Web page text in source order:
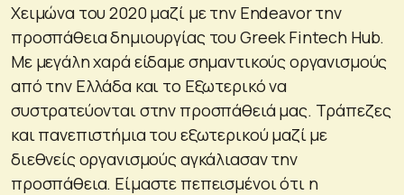
Χειμώνα του 2020 μαζί με την Endeavor την
προσπάθεια δημιουργίας του Greek Fintech Hub.
Με μεγάλη χαρά είδαμε σημαντικούς οργανισμούς
από την Ελλάδα και το Εξωτερικό να
συστρατεύονται στην προσπάθειά μας. Τράπεζες
και πανεπιστήμια του εξωτερικού μαζί με
διεθνείς οργανισμούς αγκάλιασαν την
προσπάθεια. Είμαστε πεπεισμένοι ότι η